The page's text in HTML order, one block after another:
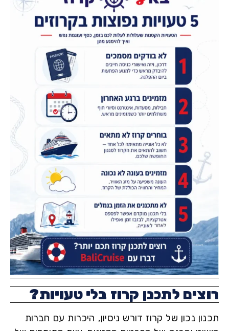
לתכנן קרוז בלי טעויות?
נכון של קרוז דורש ניסיון, היכרות עם חברות